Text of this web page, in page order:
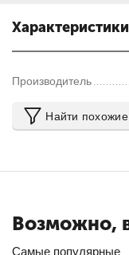
Характеристики
Производитель
Найти похожие
Возможно,
Самые популярные